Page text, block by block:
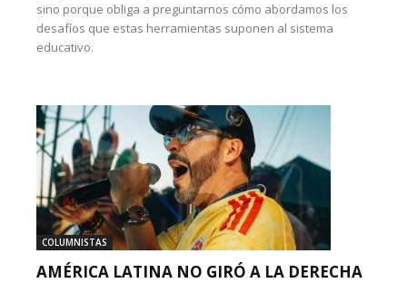
sino porque obliga a preguntarnos cómo abordamos los
desafíos que estas herramientas suponen al sistema
educativo.
COLUMNISTAS
AMÉRICA LATINA NO GIRÓ A LA DERECHA